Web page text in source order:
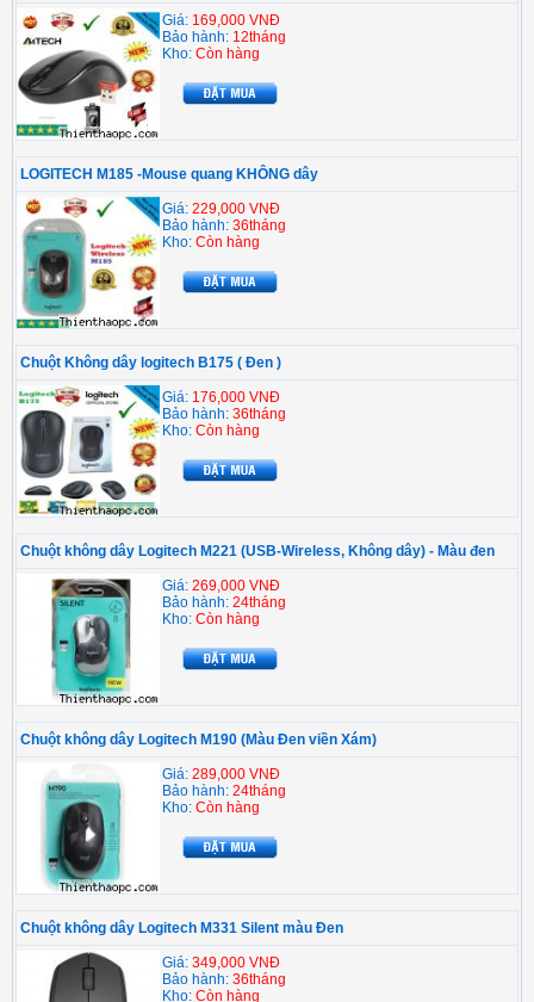
Giá: 169,000 VNĐ
Bảo hành: 12tháng
Kho: Còn hàng
LOGITECH M185 -Mouse quang KHÔNG dây
Giá: 229,000 VNĐ
Bảo hành: 36tháng
Kho: Còn hàng
Chuột Không dây logitech B175 ( Đen )
Giá: 176,000 VNĐ
Bảo hành: 36tháng
Kho: Còn hàng
Chuột không dây Logitech M221 (USB-Wireless, Không dây) - Màu đen
Giá: 269,000 VNĐ
Bảo hành: 24tháng
Kho: Còn hàng
Chuột không dây Logitech M190 (Màu Đen viền Xám)
Giá: 289,000 VNĐ
Bảo hành: 24tháng
Kho: Còn hàng
Chuột không dây Logitech M331 Silent màu Đen
Giá: 349,000 VNĐ
Bảo hành: 36tháng
Kho: Còn hàng